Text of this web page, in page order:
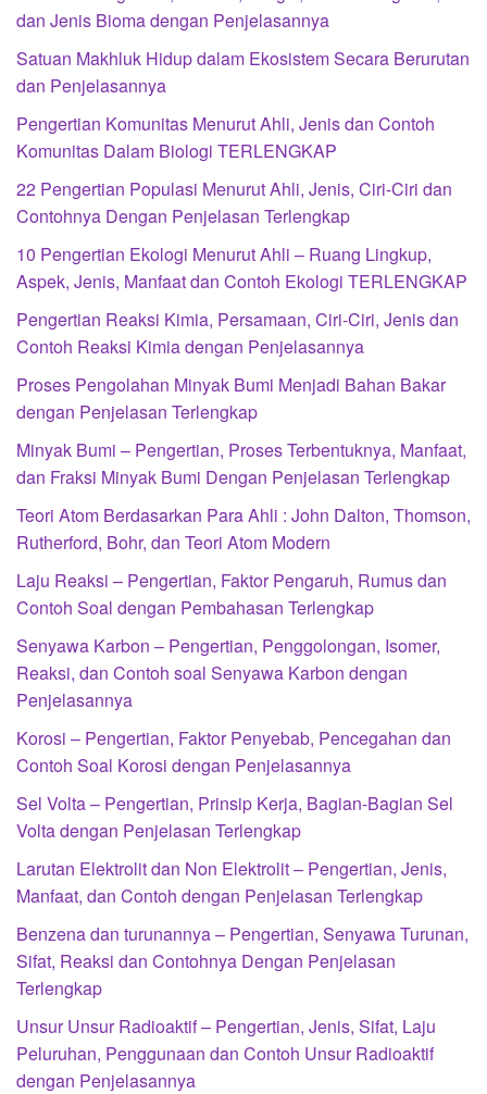
dan Jenis Bioma dengan Penjelasannya
Satuan Makhluk Hidup dalam Ekosistem Secara Berurutan
dan Penjelasannya
Pengertian Komunitas Menurut Ahli, Jenis dan Contoh
Komunitas Dalam Biologi TERLENGKAP
22 Pengertian Populasi Menurut Ahli, Jenis, Ciri-Ciri dan
Contohnya Dengan Penjelasan Terlengkap
10 Pengertian Ekologi Menurut Ahli – Ruang Lingkup,
Aspek, Jenis, Manfaat dan Contoh Ekologi TERLENGKAP
Pengertian Reaksi Kimia, Persamaan, Ciri-Ciri, Jenis dan
Contoh Reaksi Kimia dengan Penjelasannya
Proses Pengolahan Minyak Bumi Menjadi Bahan Bakar
dengan Penjelasan Terlengkap
Minyak Bumi – Pengertian, Proses Terbentuknya, Manfaat,
dan Fraksi Minyak Bumi Dengan Penjelasan Terlengkap
Teori Atom Berdasarkan Para Ahli : John Dalton, Thomson,
Rutherford, Bohr, dan Teori Atom Modern
Laju Reaksi – Pengertian, Faktor Pengaruh, Rumus dan
Contoh Soal dengan Pembahasan Terlengkap
Senyawa Karbon – Pengertian, Penggolongan, Isomer,
Reaksi, dan Contoh soal Senyawa Karbon dengan
Penjelasannya
Korosi – Pengertian, Faktor Penyebab, Pencegahan dan
Contoh Soal Korosi dengan Penjelasannya
Sel Volta – Pengertian, Prinsip Kerja, Bagian-Bagian Sel
Volta dengan Penjelasan Terlengkap
Larutan Elektrolit dan Non Elektrolit – Pengertian, Jenis,
Manfaat, dan Contoh dengan Penjelasan Terlengkap
Benzena dan turunannya – Pengertian, Senyawa Turunan,
Sifat, Reaksi dan Contohnya Dengan Penjelasan
Terlengkap
Unsur Unsur Radioaktif – Pengertian, Jenis, Sifat, Laju
Peluruhan, Penggunaan dan Contoh Unsur Radioaktif
dengan Penjelasannya